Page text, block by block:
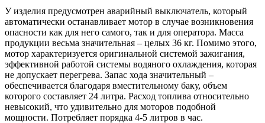
У изделия предусмотрен аварийный выключатель, который
автоматически останавливает мотор в случае возникновения
опасности как для него самого, так и для оператора. Масса
продукции весьма значительная – целых 36 кг. Помимо этого,
мотор характеризуется оригинальной системой зажигания,
эффективной работой системы водяного охлаждения, которая
не допускает перегрева. Запас хода значительный –
обеспечивается благодаря вместительному баку, объем
которого составляет 24 литра. Расход топлива относительно
невысокий, что удивительно для моторов подобной
мощности. Потребляет порядка 4-5 литров в час.